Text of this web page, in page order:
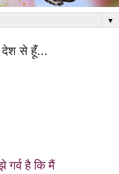
▼
देश से हूँ...
गर्व है कि मैं